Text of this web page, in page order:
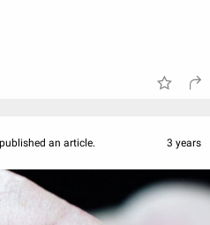
an article. 3 years